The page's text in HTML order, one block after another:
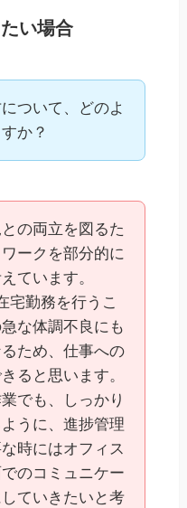
い場合
ついて、どのよ
か？
の両立を図るた
ークを部分的に
ています。
宅勤務を行うこ
な体調不良にも
ため、仕事への
ると思います。
でも、しっかり
うに、進捗管理
時にはオフィス
のコミュニケー
ていきたいと考